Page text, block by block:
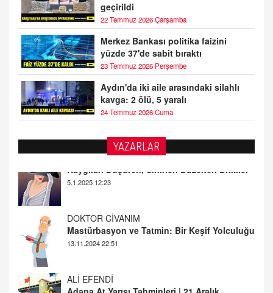
geçirildi
22 Temmuz 2026 Çarşamba
Merkez Bankası politika faizini
yüzde 37'de sabit bıraktı
23 Temmuz 2026 Perşembe
Aydın'da iki aile arasındaki silahlı
kavga: 2 ölü, 5 yaralı
24 Temmuz 2026 Cuma
YAZARLAR
DOKTOR CİVANIM
ALİ EFENDİ
20.12.2024 12:46